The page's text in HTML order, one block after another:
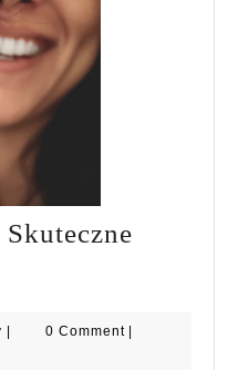
medyczny0 Comment